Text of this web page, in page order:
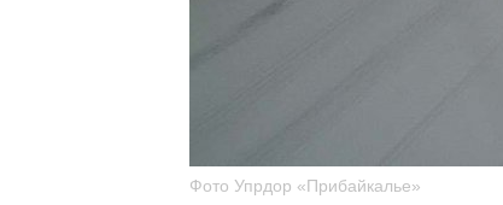
Фото Упрдор «Прибайкалье»